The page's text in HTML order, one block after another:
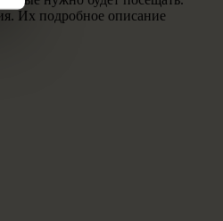
Их подробное описание